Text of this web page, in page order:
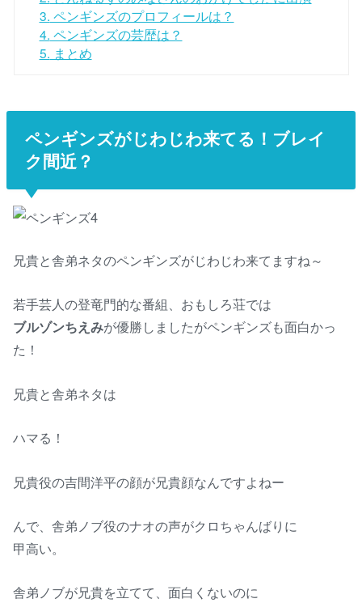
3. ペンギンズのプロフィールは？
4. ペンギンズの芸歴は？
5. まとめ
ペンギンズがじわじわ来てる！ブレイ
ク間近？
兄貴と舎弟ネタのペンギンズがじわじわ来てますね～
若手芸人の登竜門的な番組、おもしろ荘では
ブルゾンちえみが優勝しましたがペンギンズも面白かっ
た！
兄貴と舎弟ネタは
ハマる！
兄貴役の吉間洋平の顔が兄貴顔なんですよねー
んで、舎弟ノブ役のナオの声がクロちゃんばりに
甲高い。
舎弟ノブが兄貴を立てて、面白くないのに